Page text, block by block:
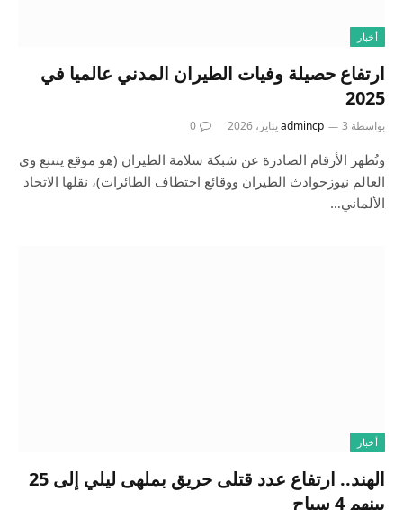
أخبار
ارتفاع حصيلة وفيات الطيران المدني عالميا في
2025
بواسطة admincp 3 يناير، 2026 0
وتُظهر الأرقام الصادرة عن شبكة سلامة الطيران (هو موقع يتتبع وي
العالم نيوزحوادث الطيران ووقائع اختطاف الطائرات)، نقلها الاتحاد
الألماني…
أخبار
الهند.. ارتفاع عدد قتلى حريق بملهى ليلي إلى 25
بينهم 4 سياح